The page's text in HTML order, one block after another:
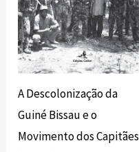
A Descolonização da
Guiné Bissau e o
Movimento dos Capitães